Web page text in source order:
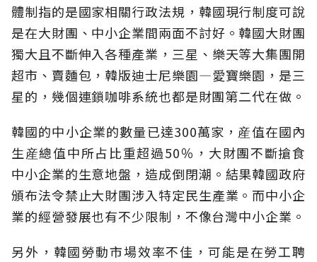
體制指的是國家相關行政法規，韓國現行制度可說
是在大財團、中小企業間兩面不討好。韓國大財團
獨大且不斷伸入各種產業，三星、樂天等大集團開
超市、賣麵包，韓版迪士尼樂園—愛寶樂園，是三
星的，幾個連鎖咖啡系統也都是財團第二代在做。
韓國的中小企業的數量已達300萬家，産值在國內
生産總值中所占比重超過50％，大財團不斷搶食
中小企業的生意地盤，造成倒閉潮。結果韓國政府
頒布法令禁止大財團涉入特定民生產業。而中小企
業的經營發展也有不少限制，不像台灣中小企業。
另外，韓國勞動市場效率不佳，可能是在勞工聘